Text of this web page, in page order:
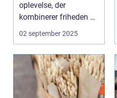
oplevelse, der
kombinerer friheden på
to hjul med no...
02 september 2025